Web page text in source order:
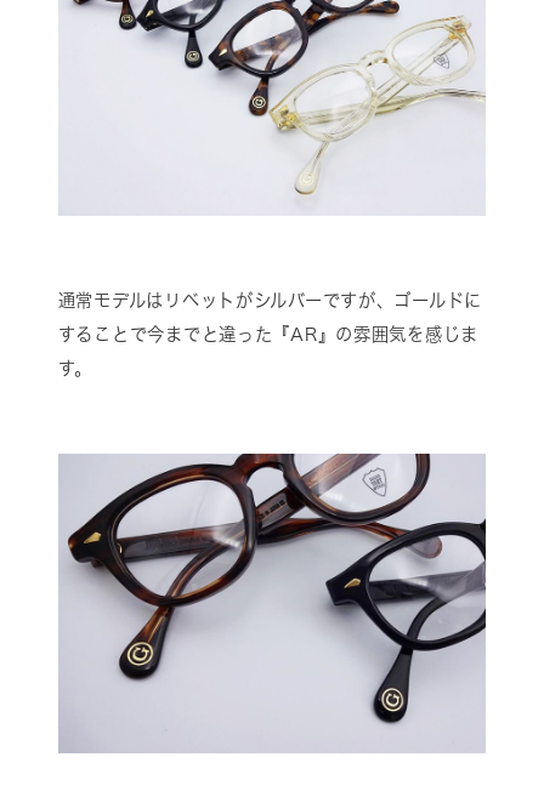
通常モデルはリベットがシルバーですが、ゴールドに
することで今までと違った『AR』の雰囲気を感じま
す。